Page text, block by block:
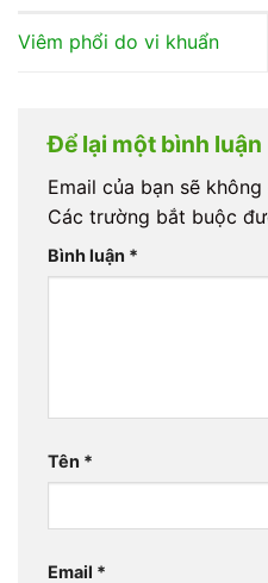
Viêm phổi do vi khuẩn
Để lại một bình luận
Email của bạn sẽ
Các trường bắt buộc
Bình luận *
Tên *
Email *